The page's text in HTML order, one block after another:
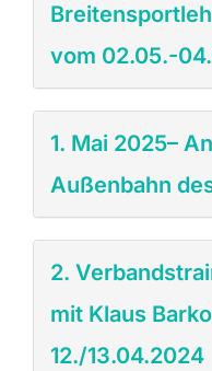
vom 02.05.-
1. Mai 2025–
Außenbahn
2.
mit Klaus
12./13.04.2024